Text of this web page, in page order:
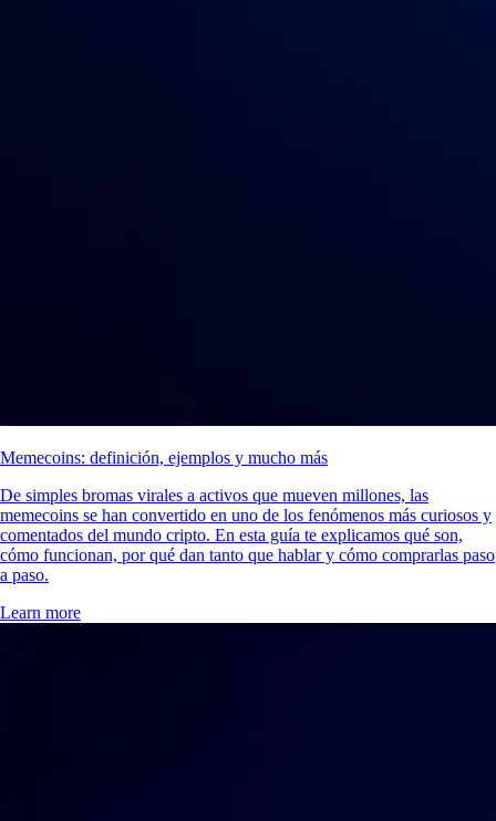
Memecoins: definición, ejemplos y mucho más
De simples bromas virales a activos que mueven millones, las
memecoins se han convertido en uno de los fenómenos más curiosos y
comentados del mundo cripto. En esta guía te explicamos qué son,
cómo funcionan, por qué dan tanto que hablar y cómo comprarlas paso
a paso.
Learn more